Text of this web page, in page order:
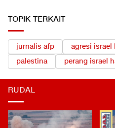
TOPIK TERKAIT
jurnalis afp agresi israel
palestina
perang israel
RUDAL